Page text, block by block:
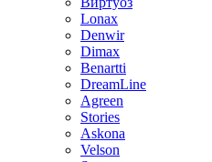
Lonax
Denwir
Dimax
Benartti
DreamLine
Agreen
Stories
Askona
Velson